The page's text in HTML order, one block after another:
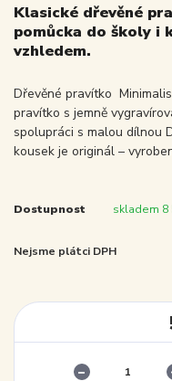
Klasické dřevěné
pomůcka do školy i
vzhledem.
Dřevěné pravítko
pravítko s jemně
spolupráci s malou dílnou
kousek je originál –
Dostupnost skladem 8
Nejsme plátci DPH